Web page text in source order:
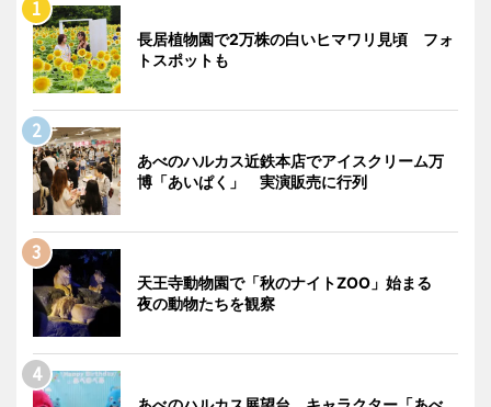
長居植物園で2万株の白いヒマワリ見頃 フォ
トスポットも
あべのハルカス近鉄本店でアイスクリーム万
博「あいぱく」 実演販売に行列
天王寺動物園で「秋のナイトZOO」始まる
夜の動物たちを観察